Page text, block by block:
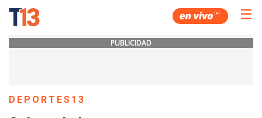
☰
PUBLICIDAD
DEPORTES13